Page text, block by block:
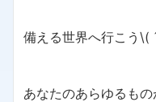
備える世界へ行こう\(
あなたのあらゆるもの